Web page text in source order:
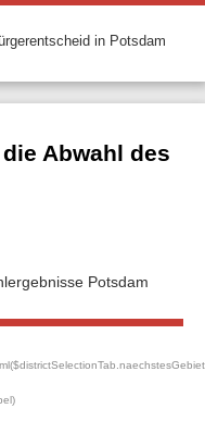
in Potsdam
Abwahl des
Potsdam